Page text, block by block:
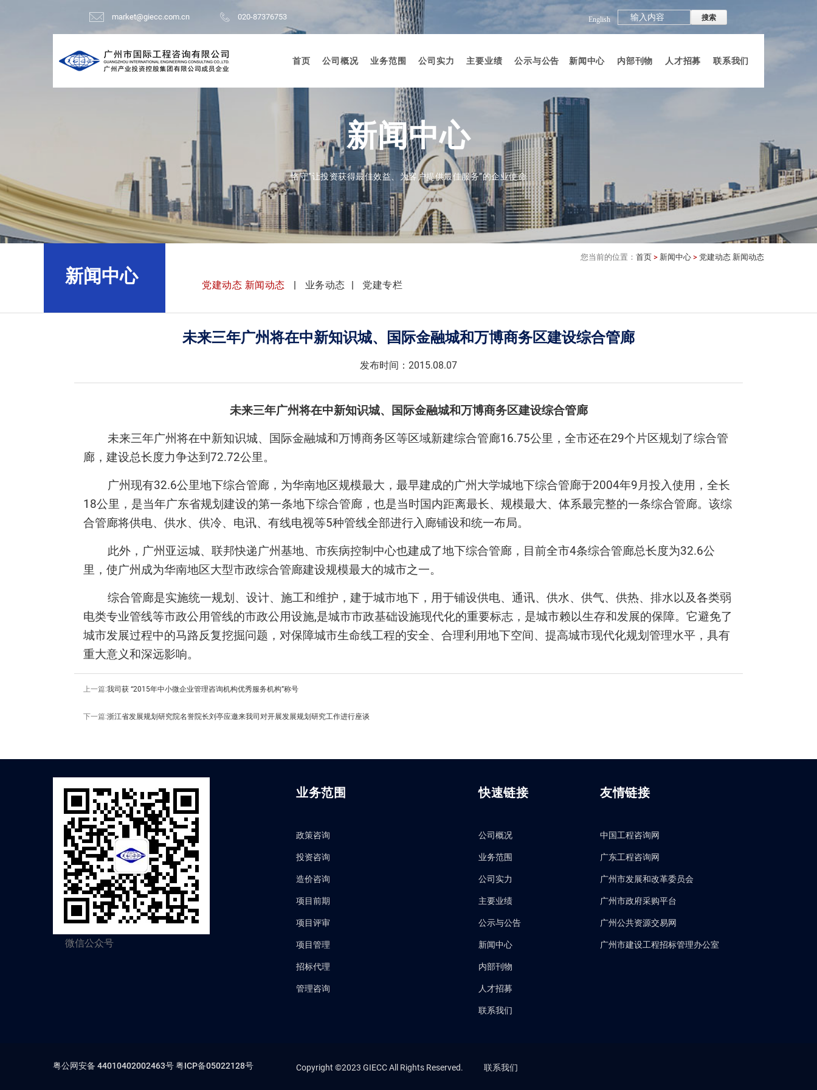
market@giecc.com.cn 020-87376753 English
首页 公司概况 业务范围 公司实力 主要业绩 公示与公告 新闻中心 内部刊物 人才招募 联系我们
新闻中心
恪守“让投资获得最佳效益、为客户提供最佳服务”的企业使命
新闻中心
您当前的位置： 首页 > 新闻中心 > 党建动态 新闻动态
党建动态 新闻动态 业务动态 党建专栏
未来三年广州将在中新知识城、国际金融城和万博商务区建设综合管廊
发布时间：2015.08.07
未来三年广州将在中新知识城、国际金融城和万博商务区建设综合管廊
未来三年广州将在中新知识城、国际金融城和万博商务区等区域新建综合管廊16.75公里，全市还在29个片区规划了综合管
廊，建设总长度力争达到72.72公里。
广州现有32.6公里地下综合管廊，为华南地区规模最大，最早建成的广州大学城地下综合管廊于2004年9月投入使用，全长
18公里，是当年广东省规划建设的第一条地下综合管廊，也是当时国内距离最长、规模最大、体系最完整的一条综合管廊。该综
合管廊将供电、供水、供冷、电讯、有线电视等5种管线全部进行入廊铺设和统一布局。
此外，广州亚运城、联邦快递广州基地、市疾病控制中心也建成了地下综合管廊，目前全市4条综合管廊总长度为32.6公
里，使广州成为华南地区大型市政综合管廊建设规模最大的城市之一。
综合管廊是实施统一规划、设计、施工和维护，建于城市地下，用于铺设供电、通讯、供水、供气、供热、排水以及各类弱
电类专业管线等市政公用管线的市政公用设施,是城市市政基础设施现代化的重要标志，是城市赖以生存和发展的保障。它避免了
城市发展过程中的马路反复挖掘问题，对保障城市生命线工程的安全、合理利用地下空间、提高城市现代化规划管理水平，具有
重大意义和深远影响。
上一篇:我司获 “2015年中小微企业管理咨询机构优秀服务机构”称号
下一篇:浙江省发展规划研究院名誉院长刘亭应邀来我司对开展发展规划研究工作进行座谈
微信公众号
业务范围
政策咨询
投资咨询
造价咨询
项目前期
项目评审
项目管理
招标代理
管理咨询
快速链接
公司概况
业务范围
公司实力
主要业绩
公示与公告
新闻中心
内部刊物
人才招募
联系我们
友情链接
中国工程咨询网
广东工程咨询网
广州市发展和改革委员会
广州市政府采购平台
广州公共资源交易网
广州市建设工程招标管理办公室
粤公网安备 44010402002463号粤ICP备05022128号 Copyright ©2023 GIECC All Rights Reserved. 联系我们